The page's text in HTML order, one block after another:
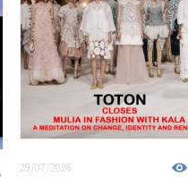
29/07/2026